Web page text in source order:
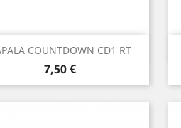
COUNTDOWN CD1 RT
Precio
7,50 €
Vista rápida